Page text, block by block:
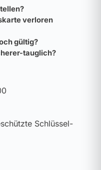
verloren
gültig?
tauglich?
Schlüssel-